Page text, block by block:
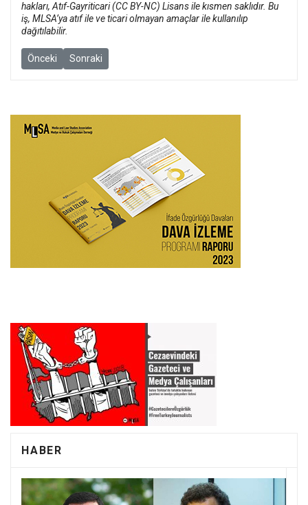
hakları, Atıf-Gayriticari (CC BY-NC) Lisans ile kısmen saklıdır. Bu
iş, MLSA’ya atıf ile ve ticari olmayan amaçlar ile kullanılıp
dağıtılabilir.
Önceki makale: Mis Sokak Davası: ‘Sanıklardan herhangi birinin
Önceki Sonraki makale: Savcı, Veli Saçılık’ın Bahçeli ve
Sonraki
HABER